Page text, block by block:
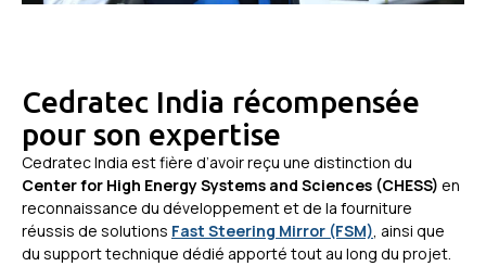
Cedratec India récompensée
pour son expertise
Cedratec India est fière d’avoir reçu une distinction du
Center for High Energy Systems and Sciences (CHESS) en
reconnaissance du développement et de la fourniture
réussis de solutions Fast Steering Mirror (FSM), ainsi que
du support technique dédié apporté tout au long du projet.